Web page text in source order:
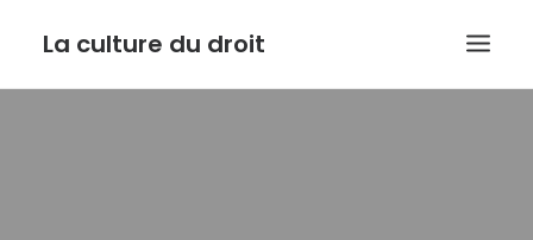
La culture du droit